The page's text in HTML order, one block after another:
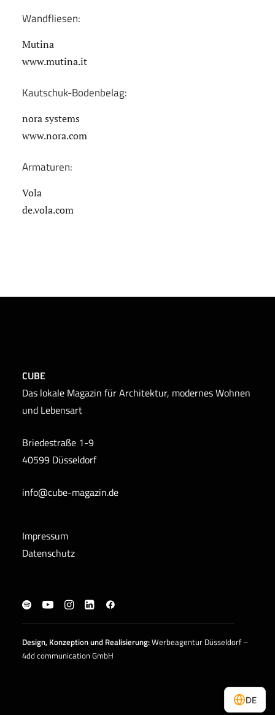
Wandfliesen:
Mutina
www.mutina.it
Kautschuk-Bodenbelag:
nora systems
www.nora.com
Armaturen:
Vola
de.vola.com
CUBE
Das lokale Magazin für Architektur, modernes Wohnen
und Lebensart
Briedestraße 1-9
40599 Düsseldorf
info@cube-magazin.de
Impressum
Datenschutz
Design, Konzeption und Realisierung:Werbeagentur Düsseldorf –
4dd communication GmbH
DE